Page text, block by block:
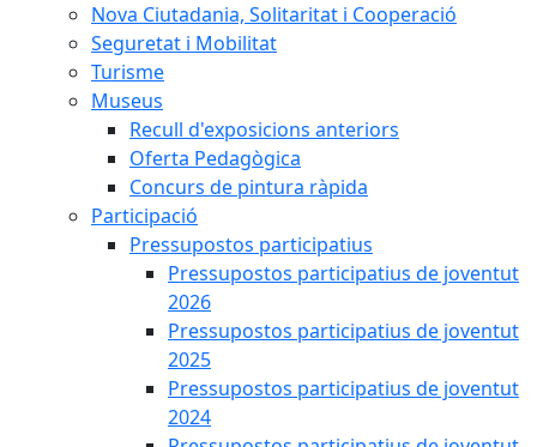
Nova Ciutadania, Solitaritat i Cooperació
Seguretat i Mobilitat
Turisme
Museus
Recull d'exposicions anteriors
Oferta Pedagògica
Concurs de pintura ràpida
Participació
Pressupostos participatius
Pressupostos participatius de joventut
2026
Pressupostos participatius de joventut
2025
Pressupostos participatius de joventut
2024